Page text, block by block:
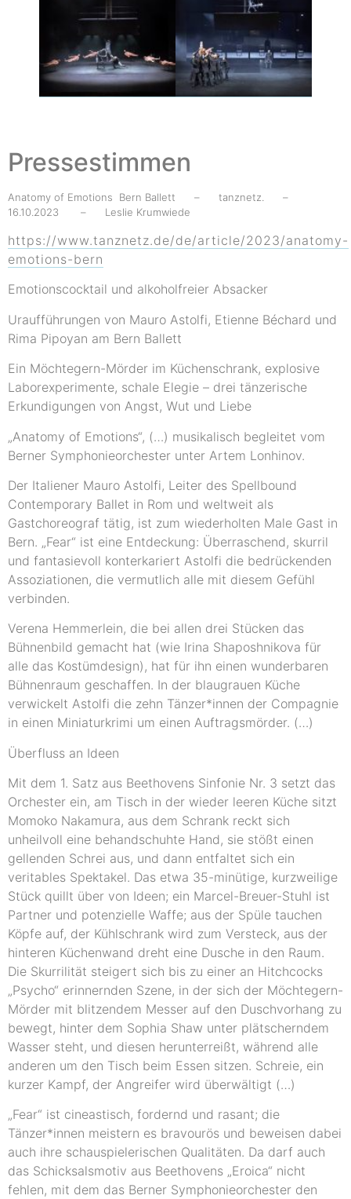
Pressestimmen
Anatomy of Emotions Bern Ballett – tanznetz. –
16.10.2023 – Leslie Krumwiede
https://www.tanznetz.de/de/article/2023/anatomy-
emotions-bern
Emotionscocktail und alkoholfreier Absacker
Uraufführungen von Mauro Astolfi, Etienne Béchard und
Rima Pipoyan am Bern Ballett
Ein Möchtegern-Mörder im Küchenschrank, explosive
Laborexperimente, schale Elegie – drei tänzerische
Erkundigungen von Angst, Wut und Liebe
„Anatomy of Emotions“, (…) musikalisch begleitet vom
Berner Symphonieorchester unter Artem Lonhinov.
Der Italiener Mauro Astolfi, Leiter des Spellbound
Contemporary Ballet in Rom und weltweit als
Gastchoreograf tätig, ist zum wiederholten Male Gast in
Bern. „Fear“ ist eine Entdeckung: Überraschend, skurril
und fantasievoll konterkariert Astolfi die bedrückenden
Assoziationen, die vermutlich alle mit diesem Gefühl
verbinden.
Verena Hemmerlein, die bei allen drei Stücken das
Bühnenbild gemacht hat (wie Irina Shaposhnikova für
alle das Kostümdesign), hat für ihn einen wunderbaren
Bühnenraum geschaffen. In der blaugrauen Küche
verwickelt Astolfi die zehn Tänzer*innen der Compagnie
in einen Miniaturkrimi um einen Auftragsmörder. (…)
Überfluss an Ideen
Mit dem 1. Satz aus Beethovens Sinfonie Nr. 3 setzt das
Orchester ein, am Tisch in der wieder leeren Küche sitzt
Momoko Nakamura, aus dem Schrank reckt sich
unheilvoll eine behandschuhte Hand, sie stößt einen
gellenden Schrei aus, und dann entfaltet sich ein
veritables Spektakel. Das etwa 35-minütige, kurzweilige
Stück quillt über von Ideen; ein Marcel-Breuer-Stuhl ist
Partner und potenzielle Waffe; aus der Spüle tauchen
Köpfe auf, der Kühlschrank wird zum Versteck, aus der
hinteren Küchenwand dreht eine Dusche in den Raum.
Die Skurrilität steigert sich bis zu einer an Hitchcocks
„Psycho“ erinnernden Szene, in der sich der Möchtegern-
Mörder mit blitzendem Messer auf den Duschvorhang zu
bewegt, hinter dem Sophia Shaw unter plätscherndem
Wasser steht, und diesen herunterreißt, während alle
anderen um den Tisch beim Essen sitzen. Schreie, ein
kurzer Kampf, der Angreifer wird überwältigt (…)
„Fear“ ist cineastisch, fordernd und rasant; die
Tänzer*innen meistern es bravourös und beweisen dabei
auch ihre schauspielerischen Qualitäten. Da darf auch
das Schicksalsmotiv aus Beethovens „Eroica“ nicht
fehlen, mit dem das Berner Symphonieorchester den